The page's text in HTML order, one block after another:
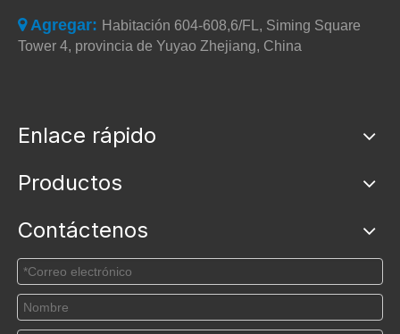
Agregar: Habitación 604-608,6/FL, Siming Square
Tower 4, provincia de Yuyao Zhejiang, China
Enlace rápido
Productos
Contáctenos